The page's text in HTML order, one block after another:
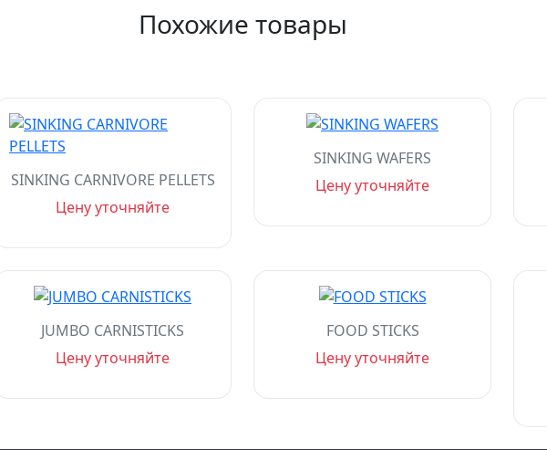
Похожие товары
SINKING CARNIVORE PELLETS
Цену уточняйте
SINKING WAFERS
Цену уточняйте
JUMBO CARNISTICKS
Цену уточняйте
FOOD STICKS
Цену уточняйте